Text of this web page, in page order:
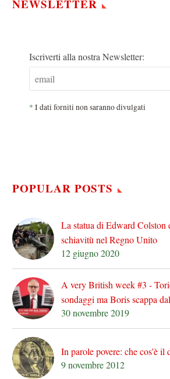
NEWSLETTER
Iscriverti alla nostra Newsletter:
* I dati forniti non saranno divulgati
POPULAR POSTS
La statua di Edward Colston
schiavitù nel Regno Unito
12 giugno 2020
A very British week #3 -
sondaggi ma Boris scappa
30 novembre 2019
In parole povere: che cos'è il
9 novembre 2012